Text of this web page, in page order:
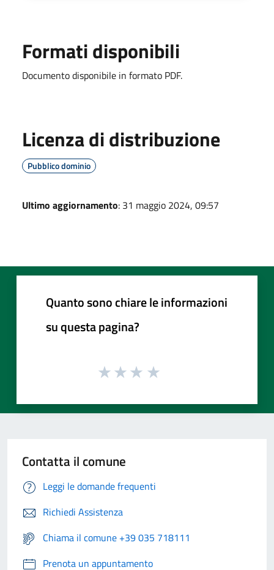
Formati disponibili
Documento disponibile in formato PDF.
Licenza di distribuzione
Pubblico dominio
Ultimo aggiornamento: 31 maggio 2024, 09:57
Quanto sono chiare le informazioni
su questa pagina?
Contatta il comune
Leggi le domande frequenti
Richiedi Assistenza
Chiama il comune +39 035 718111
Prenota un appuntamento